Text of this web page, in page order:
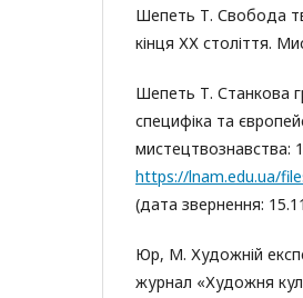
Шепеть Т. Свобода
кінця ХХ століття.
Шепеть Т. Станкова
специфіка та
мистецтвознавства:
https://lnam.edu.ua/
(дата звернення:
Юр, М. Художній
журнал «Художня